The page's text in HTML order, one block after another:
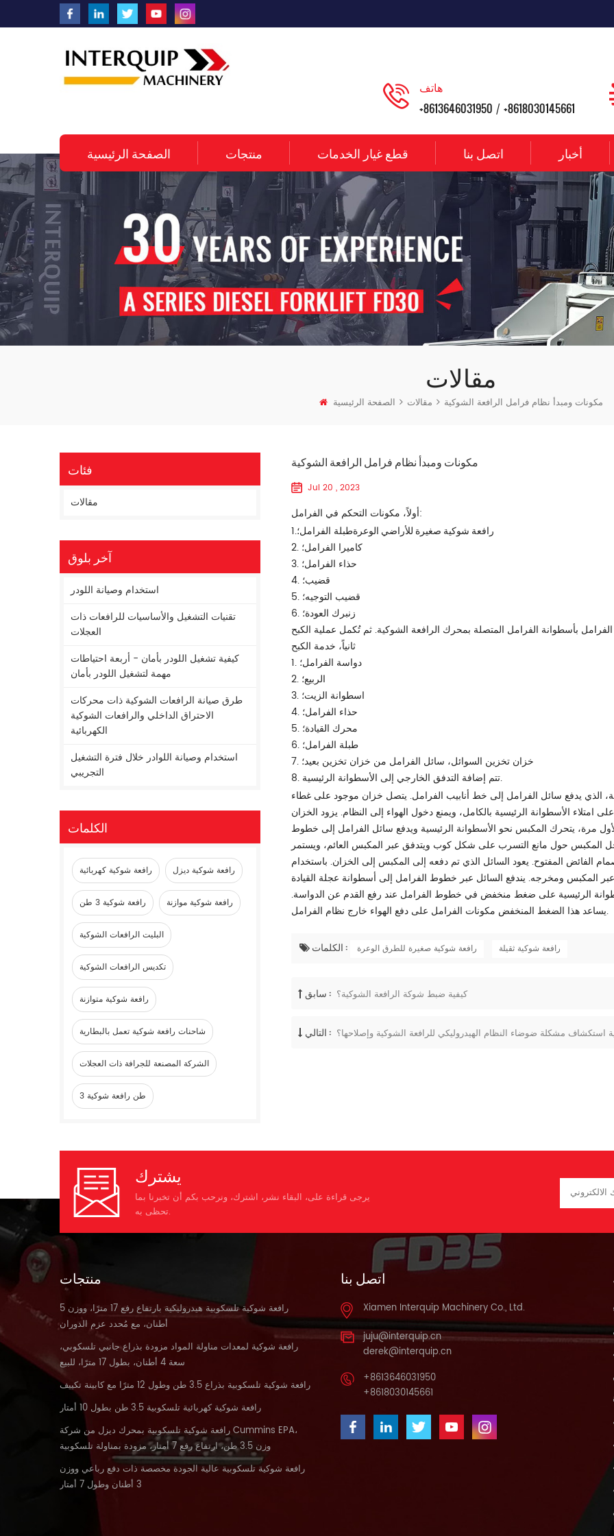
هاتف
+8613646031950 / +8618030145661
الصفحة الرئيسية منتجات قطع غيار الخدمات اتصل بنا أخبار
مقالات
الصفحة الرئيسية مقالات مكونات ومبدأ نظام فرامل الرافعة الشوكية
مكونات ومبدأ نظام فرامل الرافعة الشوكية
Jul 20 , 2023
أولاً، مكونات التحكم في الفرامل:
1.
رافعة شوكية صغيرة للأراضي الوعرةطبلة الفرامل؛
2. كاميرا الفرامل؛
3. حذاء الفرامل؛
4. قضيب؛
5. قضيب التوجيه؛
6. زنبرك العودة؛
ثانياً، خدمة الكبح
1. دواسة الفرامل؛
2. الربيع؛
3. اسطوانة الزيت؛
4. حذاء الفرامل؛
5. محرك القيادة؛
6. طبلة الفرامل؛
7. خزان تخزين السوائل، سائل الفرامل من خزان تخزين بعيد؛
8. تتم إضافة التدفق الخارجي إلى الأسطوانة الرئيسية.
، الذي يدفع سائل الفرامل إلى خط أنابيب الفرامل. يتصل خزان موجود على غطاء
الأسطوانة الرئيسية بالكامل، ويمنع دخول الهواء إلى النظام. يزود الخزان
مرة، يتحرك المكبس نحو الأسطوانة الرئيسية ويدفع سائل الفرامل إلى خطوط
المكبس حول مانع التسرب على شكل كوب ويتدفق عبر المكبس العائم، ويستمر
المفتوح. يعود السائل الذي تم دفعه إلى المكبس إلى الخزان. باستخدام
المكبس ومخرجه. يندفع السائل عبر خطوط الفرامل إلى أسطوانة عجلة القيادة
الرئيسية على ضغط منخفض في خطوط الفرامل عند رفع القدم عن الدواسة.
يساعد هذا الضغط المنخفض مكونات الفرامل على دفع الهواء خارج نظام الفرامل.
الكلمات : رافعة شوكية صغيرة للطرق الوعرة رافعة شوكية ثقيلة
سابق : كيفية ضبط شوكة الرافعة الشوكية؟
التالي : استكشاف مشكلة ضوضاء النظام الهيدروليكي للرافعة الشوكية وإصلاحها؟
فئات
مقالات
آخر بلوق
استخدام وصيانة اللودر
تقنيات التشغيل والأساسيات للرافعات ذات
العجلات
كيفية تشغيل اللودر بأمان - أربعة احتياطات
مهمة لتشغيل اللودر بأمان
طرق صيانة الرافعات الشوكية ذات محركات
الاحتراق الداخلي والرافعات الشوكية
الكهربائية
استخدام وصيانة اللوادر خلال فترة التشغيل
التجريبي
الكلمات
رافعة شوكية كهربائية رافعة شوكية ديزل
رافعة شوكية 3 طن رافعة شوكية موازنة
البليت الرافعات الشوكية
تكديس الرافعات الشوكية
رافعة شوكية متوازنة
شاحنات رافعة شوكية تعمل بالبطارية
الشركة المصنعة للجرافة ذات العجلات
3 طن رافعة شوكية
يشترك
يرجى قراءة على، البقاء نشر، اشترك، ونرحب بكم أن تخبرنا بما
تحظى به.
منتجات
رافعة شوكية تلسكوبية هيدروليكية بارتفاع رفع 17 مترًا، ووزن 5
أطنان، مع مُحدد عزم الدوران
رافعة شوكية لمعدات مناولة المواد مزودة بذراع جانبي تلسكوبي،
سعة 4 أطنان، بطول 17 مترًا، للبيع
رافعة شوكية تلسكوبية بذراع 3.5 طن وطول 12 مترًا مع كابينة تكييف
رافعة شوكية كهربائية تلسكوبية 3.5 طن بطول 10 أمتار
رافعة شوكية تلسكوبية بمحرك ديزل من شركة Cummins EPA،
وزن 3.5 طن، ارتفاع رفع 7 أمتار، مزودة بمناولة تلسكوبية
رافعة شوكية تلسكوبية عالية الجودة مخصصة ذات دفع رباعي ووزن
3 أطنان وطول 7 أمتار
اتصل بنا
Xiamen Interquip Machinery Co., Ltd.
juju@interquip.cn
derek@interquip.cn
+8613646031950
+8618030145661